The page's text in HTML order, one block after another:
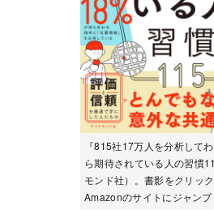
『815社17万人を分析して
ら期待されている人の習慣
モンド社）。書影をクリッ
Amazonのサイトにジャンプ